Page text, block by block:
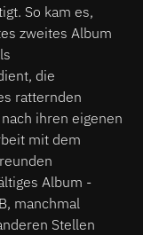
So kam es,
zweites Album
die
ratternden
ihren eigenen
mit dem
Album -
manchmal
Stellen